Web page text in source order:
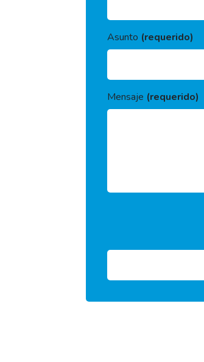
Asunto (requerido)
Mensaje (requerido)